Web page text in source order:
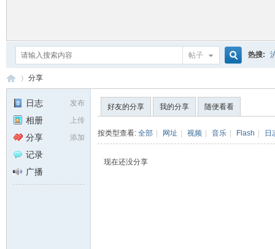
帖子 热搜:
分享
发布
日志
上传
相册
添加
分享
记录
广播
好友的分享 我的分享 随便看看
按类型查看: 全部 网址 视频 音乐 Flash 日
现在还没分享